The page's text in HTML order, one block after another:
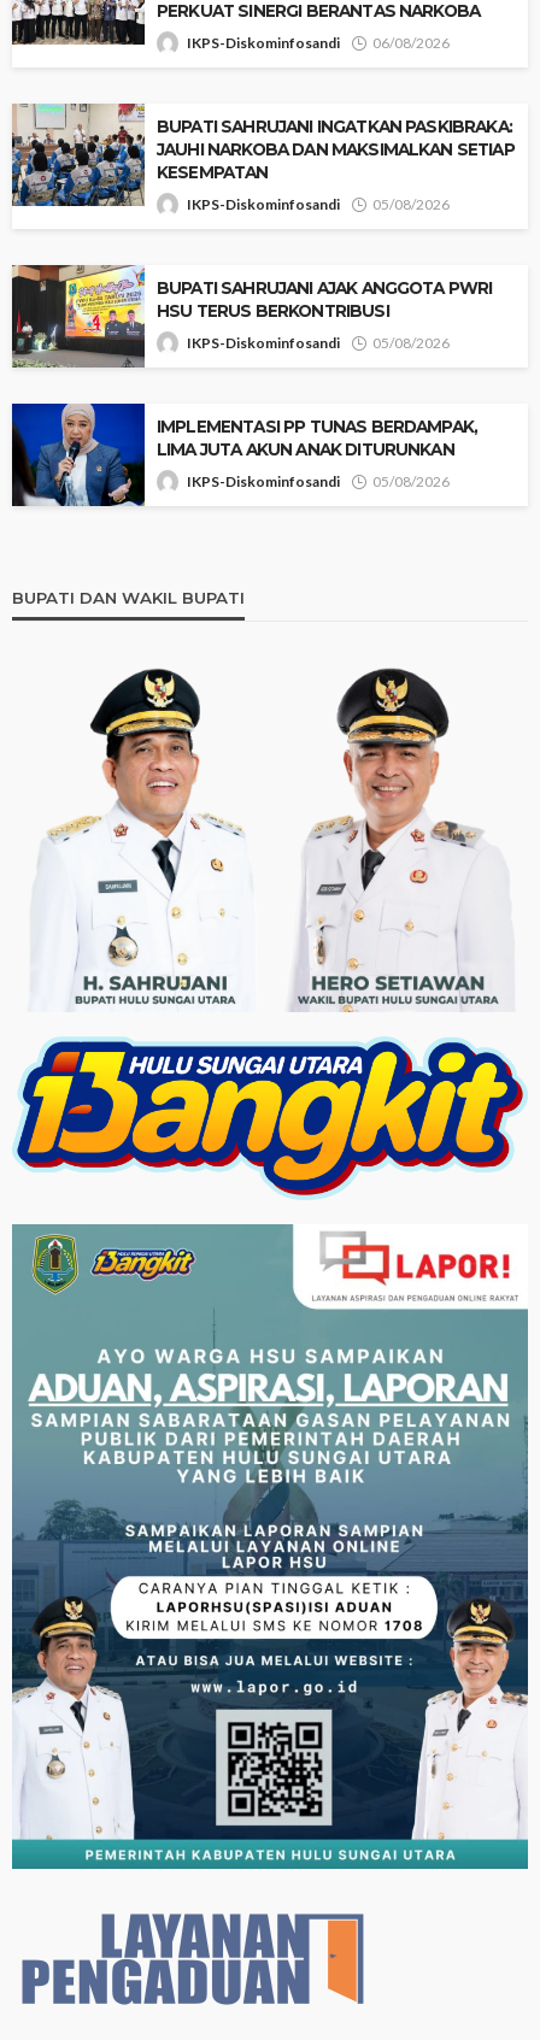
PERKUAT SINERGI BERANTAS NARKOBA
IKPS-Diskominfosandi 06/08/2026
BUPATI SAHRUJANI INGATKAN PASKIBRAKA:
JAUHI NARKOBA DAN MAKSIMALKAN SETIAP
KESEMPATAN
IKPS-Diskominfosandi 05/08/2026
BUPATI SAHRUJANI AJAK ANGGOTA PWRI
HSU TERUS BERKONTRIBUSI
IKPS-Diskominfosandi 05/08/2026
IMPLEMENTASI PP TUNAS BERDAMPAK,
LIMA JUTA AKUN ANAK DITURUNKAN
IKPS-Diskominfosandi 05/08/2026
BUPATI DAN WAKIL BUPATI